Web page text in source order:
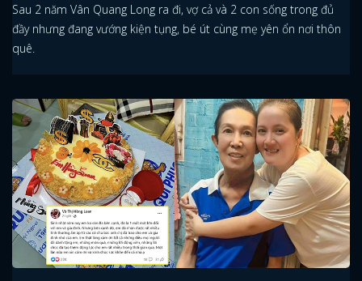
Sau 2 năm Vân Quang Long ra đi, vợ cả và 2 con sống trong đủ
đầy nhưng đang vướng kiện tụng, bé út cùng mẹ yên ổn nơi thôn
quê.